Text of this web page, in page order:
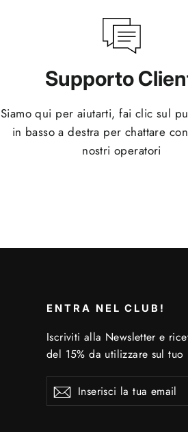
Supporto
Siamo qui per aiutarti, fai clic sul
in basso a destra per chattare
nostri operatori
ENTRA NEL CLUB!
Iscriviti alla Newsletter e
del 15% da utilizzare sul
Inserisci
IscrivitiIscriviti